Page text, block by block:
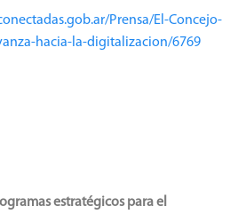
Prensa/El-Concejo-
hacia-la-digitalizacion/6769
estratégicos para el